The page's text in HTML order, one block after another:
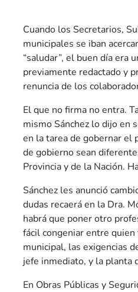
Cuando los Secretarios,
municipales se iban
“saludar”, el buen día era
previamente redactado y
renuncia de los
El que no firma no entra.
mismo Sánchez lo dijo en
en la tarea de gobernar el
de gobierno sean
Provincia y de la Nación.
Sánchez les anunció
dudas recaerá en la Dra.
habrá que poner otro
fácil congeniar entre
municipal, las exigencias
jefe inmediato, y la planta
En Obras Públicas y